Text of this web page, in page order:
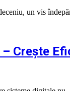
un vis
Crește